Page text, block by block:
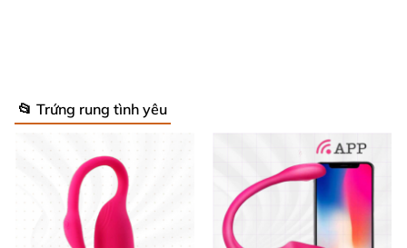
Thiết kế và tính năng nổi bật của Lovense
Exomoon 🎯
Sản phẩm gây ấn tượng mạnh nhờ chức năng điều
khiển từ xa thông minh không giới hạn khoảng cách.
📂 Trứng rung tình yêu